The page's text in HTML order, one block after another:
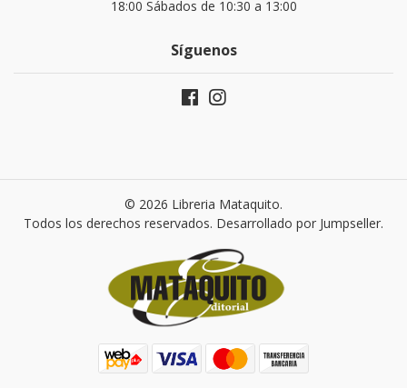
18:00 Sábados de 10:30 a 13:00
Síguenos
© 2026 Libreria Mataquito.
Todos los derechos reservados. Desarrollado por Jumpseller.